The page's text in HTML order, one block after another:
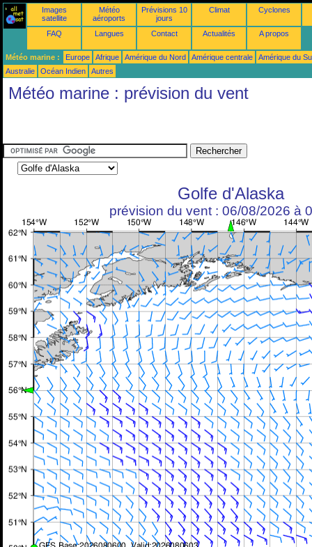
Images
satellite
Météo
aéroports
Prévisions 10
jours
Climat Cyclones
FAQ Langues Contact Actualités A propos
Météo marine : Europe Afrique Amérique du Nord Amérique centrale
Amérique du
Australie
Océan Indien Autres
Météo marine : prévision du vent
Golfe d'Alaska
prévision du vent : 06/08/2026 à